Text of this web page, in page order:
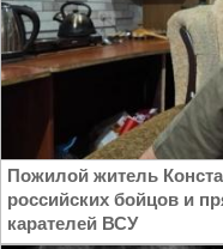
Пожилой житель
российских бойцов и
карателей ВСУ